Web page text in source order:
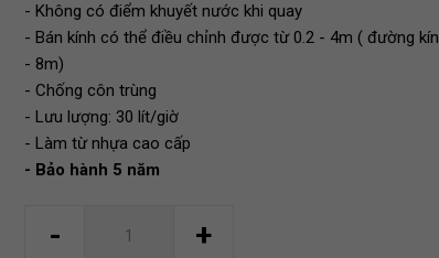
- Không có điểm khuyết nước khi quay
- Bán kính có thể điều chỉnh được từ 0.2 - 4m ( đường
- 8m)
- Chống côn trùng
- Lưu lượng: 30 lít/giờ
- Làm từ nhựa cao cấp
- Bảo hành 5 năm
- +